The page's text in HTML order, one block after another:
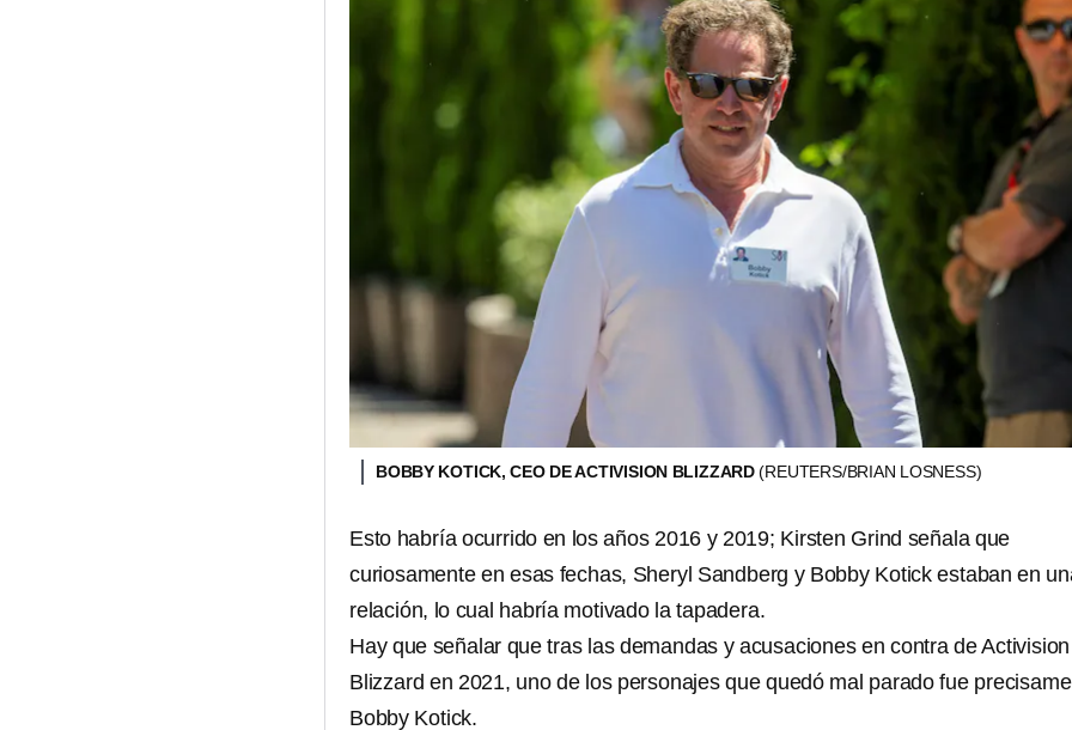
BOBBY KOTICK, CEO DE ACTIVISION BLIZZARD(REUTERS/BRIAN LOSNESS)
Esto habría ocurrido en los años 2016 y 2019; Kirsten Grind señala que
curiosamente en esas fechas, Sheryl Sandberg y Bobby Kotick estaban en
relación, lo cual habría motivado la tapadera.
Hay que señalar que tras las demandas y acusaciones en contra de Activision
Blizzard en 2021, uno de los personajes que quedó mal parado fue
Bobby Kotick.